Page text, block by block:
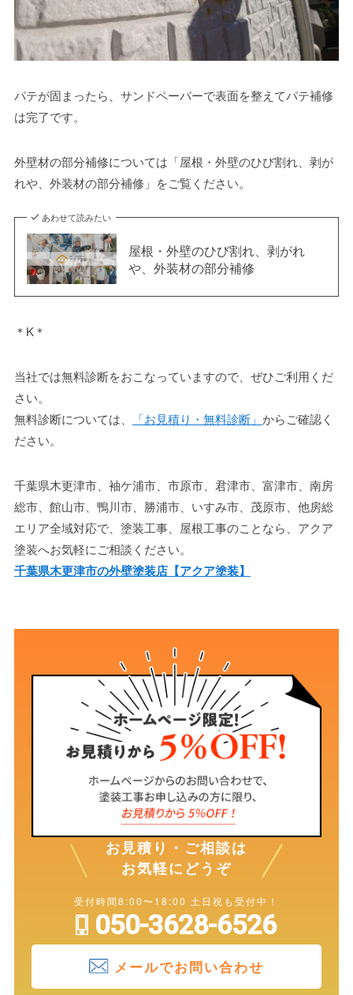
パテが固まったら、サンドペーパーで表面を整えてパテ補修
は完了です。
外壁材の部分補修については「屋根・外壁のひび割れ、剥が
れや、外装材の部分補修」をご覧ください。
あわせて読みたい
屋根・外壁のひび割れ、剥がれ
や、外装材の部分補修
＊K＊
当社では無料診断をおこなっていますので、ぜひご利用くだ
さい。
無料診断については、
「お見積り・無料診断」 からご確認く
ださい。
千葉県木更津市、袖ケ浦市、市原市、君津市、富津市、南房
総市、館山市、鴨川市、勝浦市、いすみ市、茂原市、他房総
エリア全域対応で、塗装工事、屋根工事のことなら、アクア
塗装へお気軽にご相談ください。
千葉県木更津市の外壁塗装店【アクア塗装】
お見積り・ご相談は
お気軽にどうぞ
受付時間8:00〜18:00 土日祝も受付中！
050-3628-6526
メールでお問い合わせ